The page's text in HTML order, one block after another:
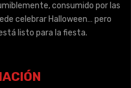
consumido por las
celebrar Halloween… pero
listo para la fiesta.